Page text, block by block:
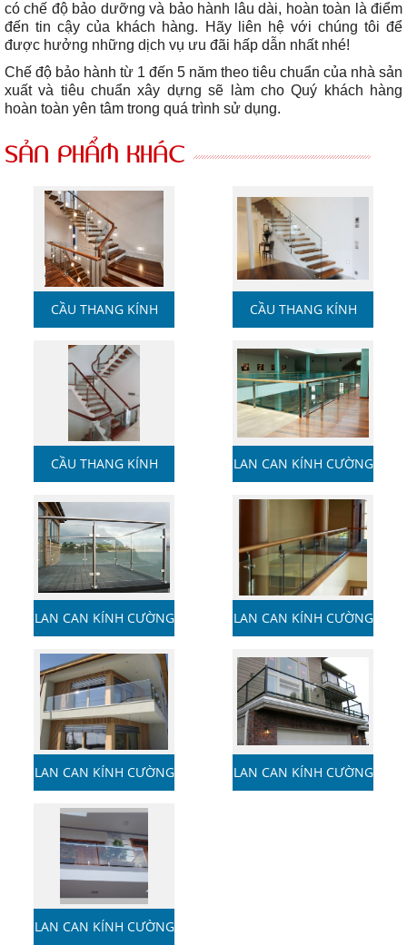
có chế độ bảo dưỡng và bảo hành lâu dài, hoàn toàn là điểm
đến tin cậy của khách hàng. Hãy liên hệ với chúng tôi để
được hưởng những dịch vụ ưu đãi hấp dẫn nhất nhé!
Chế độ bảo hành từ 1 đến 5 năm theo tiêu chuẩn của nhà sản
xuất và tiêu chuẩn xây dựng sẽ làm cho Quý khách hàng
hoàn toàn yên tâm trong quá trình sử dụng.
SẢN PHẨM KHÁC
CẦU THANG KÍNH
CƯỜNG ...
CẦU THANG KÍNH
CƯỜNG ...
CẦU THANG KÍNH
CƯỜNG ...
LAN CAN KÍNH CƯỜNG
LỰC
LAN CAN KÍNH CƯỜNG
LỰC
LAN CAN KÍNH CƯỜNG
LỰC
LAN CAN KÍNH CƯỜNG
LỰC
LAN CAN KÍNH CƯỜNG
LAN CAN KÍNH CƯỜNG